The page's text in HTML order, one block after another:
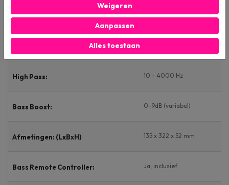
RMS Vermogen 1x 1Ω 500W
High Pass: 10 - 4000 Hz
Bass Boost: 0-9dB (variabel)
Afmetingen: (LxBxH) 135 x 322 x 52 mm
Bass Remote Controller: Ja, inclusief
Weigeren
Aanpassen
Alles toestaan